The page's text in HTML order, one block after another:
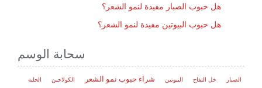
هل حبوب الصبار مفيدة لنمو الشعر؟
هل حبوب البيوتين مفيدة لنمو الشعر؟
سحابة الوسم
الصبار خل التفاح البيوتين شراء حبوب نمو الشعر الكولاجين
الحلبة